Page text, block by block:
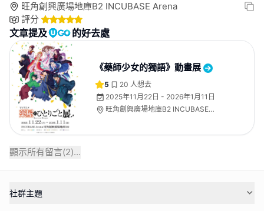
旺角創興廣場地庫B2 INCUBASE Arena
評分
文章提及 的好去處
《藥師少女的獨語》動畫展
5 20 人想去
2025年11月22日 - 2026年1月11日
旺角創興廣場地庫B2 INCUBASE
顯示所有留言(2)...
社群主題